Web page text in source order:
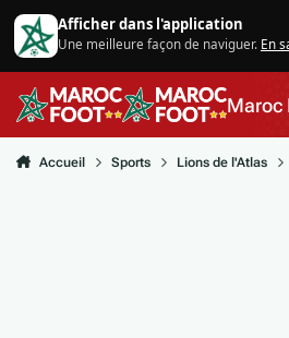
Aller au contenu
Afficher dans l'application
Une meilleure façon de naviguer. En
Maroc
Accueil Sports Lions de l'Atlas